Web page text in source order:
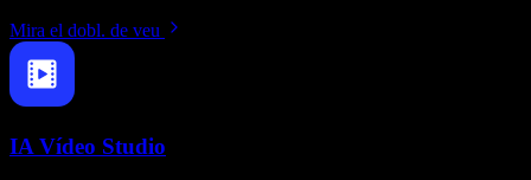
Mira el dobl. de veu
IA Vídeo Studio